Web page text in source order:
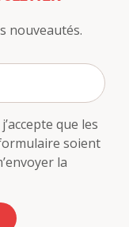
nouveautés.
que les
soient
la